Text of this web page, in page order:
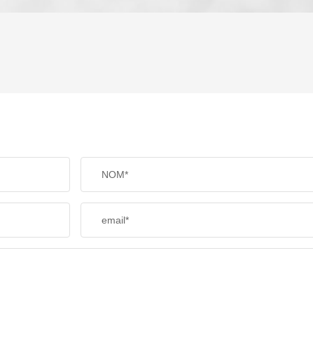
COMMERCES
NOM*
email*